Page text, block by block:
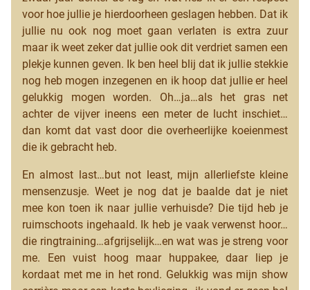
voor hoe jullie je hierdoorheen geslagen hebben. Dat ik
jullie nu ook nog moet gaan verlaten is extra zuur
maar ik weet zeker dat jullie ook dit verdriet samen een
plekje kunnen geven. Ik ben heel blij dat ik jullie stekkie
nog heb mogen inzegenen en ik hoop dat jullie er heel
gelukkig mogen worden. Oh…ja…als het gras net
achter de vijver ineens een meter de lucht inschiet…
dan komt dat vast door die overheerlijke koeienmest
die ik gebracht heb.
En almost last…but not least, mijn allerliefste kleine
mensenzusje. Weet je nog dat je baalde dat je niet
mee kon toen ik naar jullie verhuisde? Die tijd heb je
ruimschoots ingehaald. Ik heb je vaak verwenst hoor…
die ringtraining…afgrijselijk…en wat was je streng voor
me. Een vuist hoog maar huppakee, daar liep je
kordaat met me in het rond. Gelukkig was mijn show